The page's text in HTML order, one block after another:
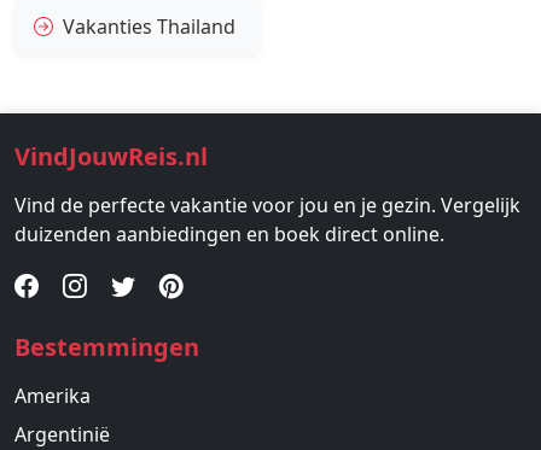
Vakanties Thailand
VindJouwReis.nl
Vind de perfecte vakantie voor jou en je gezin. Vergelijk
duizenden aanbiedingen en boek direct online.
Bestemmingen
Amerika
Argentinië